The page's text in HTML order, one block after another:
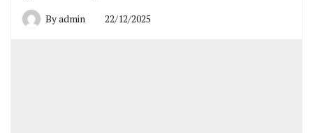
Byadmin 22/12/2025